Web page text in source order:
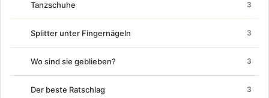
Tanzschuhe 3
Splitter unter Fingernägeln 3
Wo sind sie geblieben? 3
Der beste Ratschlag 3